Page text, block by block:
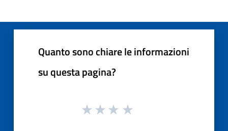
Quanto sono chiare le informazioni
su questa pagina?